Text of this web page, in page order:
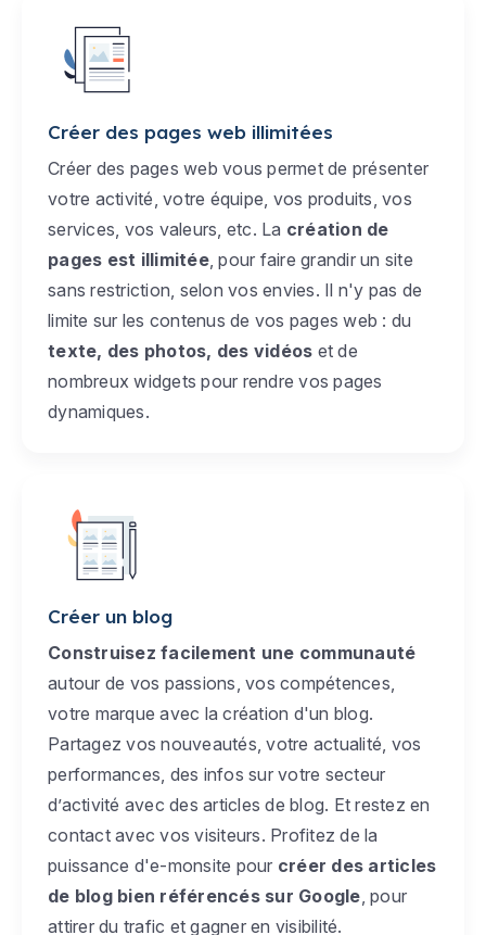
Créer des pages web illimitées
Créer des pages web vous permet de présenter
votre activité, votre équipe, vos produits, vos
services, vos valeurs, etc. La création de
pages est illimitée, pour faire grandir un site
sans restriction, selon vos envies. Il n'y pas de
limite sur les contenus de vos pages web : du
texte, des photos, des vidéos et de
nombreux widgets pour rendre vos pages
dynamiques.
Créer un blog
Construisez facilement une communauté
autour de vos passions, vos compétences,
votre marque avec la création d'un blog.
Partagez vos nouveautés, votre actualité, vos
performances, des infos sur votre secteur
d’activité avec des articles de blog. Et restez en
contact avec vos visiteurs. Profitez de la
puissance d'e-monsite pour créer des articles
de blog bien référencés sur Google , pour
attirer du trafic et gagner en visibilité.